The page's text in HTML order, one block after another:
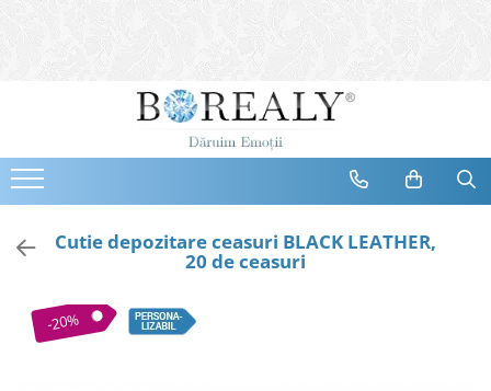
Bijuterii
Cercei
Bratari
Coliere
Tiare
Cutie depozitare ceasuri BLACK LEATHER,
20 de ceasuri
-20%